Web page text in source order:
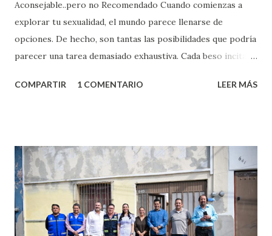
Aconsejable..pero no Recomendado Cuando comienzas a
explorar tu sexualidad, el mundo parece llenarse de
opciones. De hecho, son tantas las posibilidades que podría
parecer una tarea demasiado exhaustiva. Cada beso incita
partes de ti que jamás hubieras imaginado. El problema es
conoces ni la mitad de lo que deberías saber. Pero incluso
quienes ya han tenido relaciones sexuales no son expertos
o expertas en el tema. Siempre hay algo nuevo que
aprender y nuevas experiencias que conocer. Si eres una
chica y aún no has tenido relaciones sexuales, tal vez
COMPARTIR 1 COMENTARIO LEER MÁS